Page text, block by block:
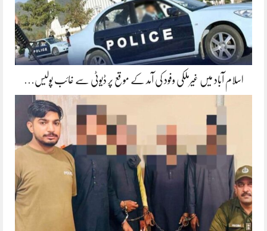
اسلام آباد میں غیرملکی وفود کی آمد کے موقع پر ڈیوٹی سے غائب پولیس…